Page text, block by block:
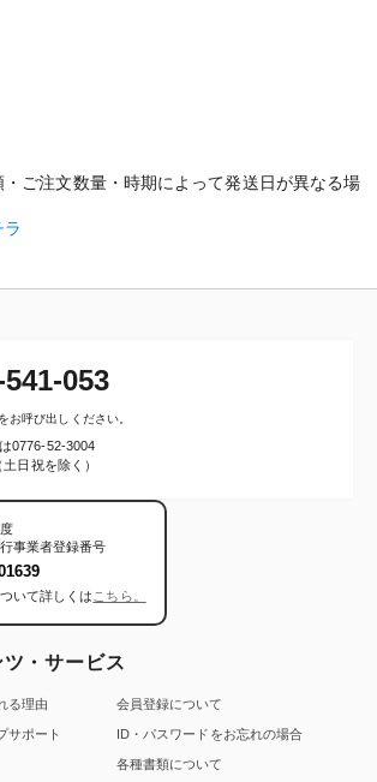
ご注文数量・時期によって発送日が異なる場
053
お呼び出しください。
0776-52-3004
日祝を除く）
事業者登録番号
いて詳しくは こちら。
・サービス
る理由
サポート
会員登録について
ID・パスワードをお忘れの場合
各種書類について